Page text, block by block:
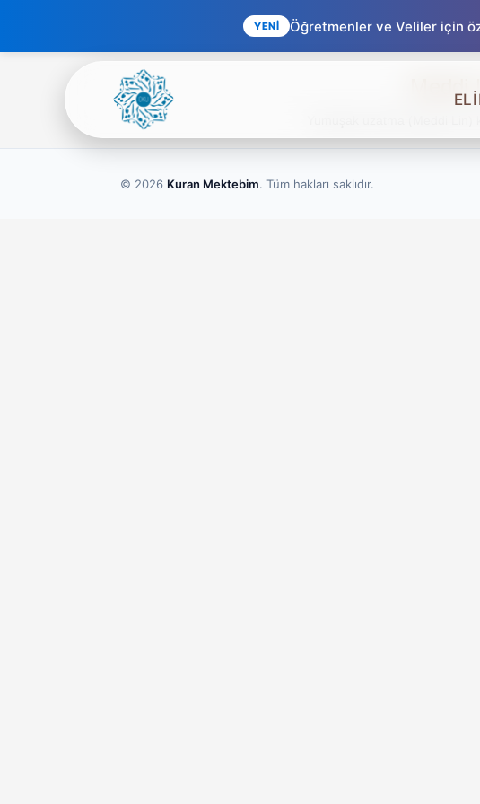
YENİ Öğretmenler ve Veliler için
© 2026 Kuran Mektebim. Tüm hakları saklıdır.